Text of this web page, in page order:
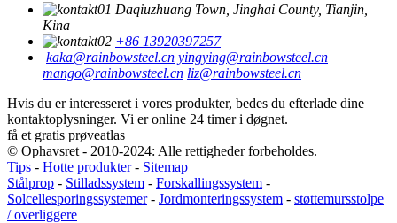
Daqiuzhuang Town, Jinghai County, Tianjin,
Kina
+86 13920397257
kaka@rainbowsteel.cn yingying@rainbowsteel.cn
mango@rainbowsteel.cn liz@rainbowsteel.cn
Hvis du er interesseret i vores produkter, bedes du efterlade dine
kontaktoplysninger. Vi er online 24 timer i døgnet.
få et gratis prøveatlas
© Ophavsret - 2010-2024: Alle rettigheder forbeholdes.
Tips - Hotte produkter- Sitemap
Stålprop - Stilladssystem - Forskallingssystem -
Solcellesporingssystemer- Jordmonteringssystem - støttemursstolpe
/ overliggere